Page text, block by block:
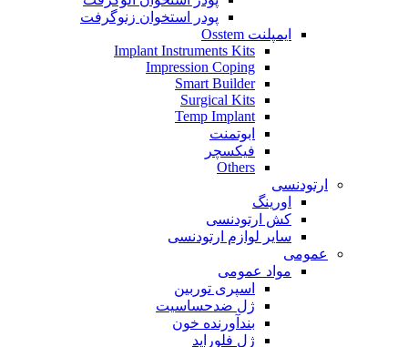
پودر استخوان زنوگرفت
ایمپلنت Osstem
Implant Instruments Kits
Impression Coping
Smart Builder
Surgical Kits
Temp Implant
ابوتمنت
فیکسچر
Others
ارتودنسی
اورینگ
کش ارتودنسی
سایر لوازم ارتودنسی
عمومی
مواد عمومی
اسپری توربین
ژل ضدحساسیت
بندآورنده خون
ژل فلوراید